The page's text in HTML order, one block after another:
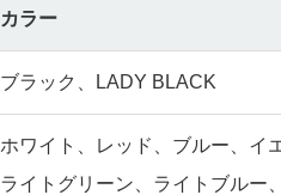
カラー
ブラック、LADY BLACK
ホワイト、レッド、ブルー、イ
ライトグリーン、ライトブルー